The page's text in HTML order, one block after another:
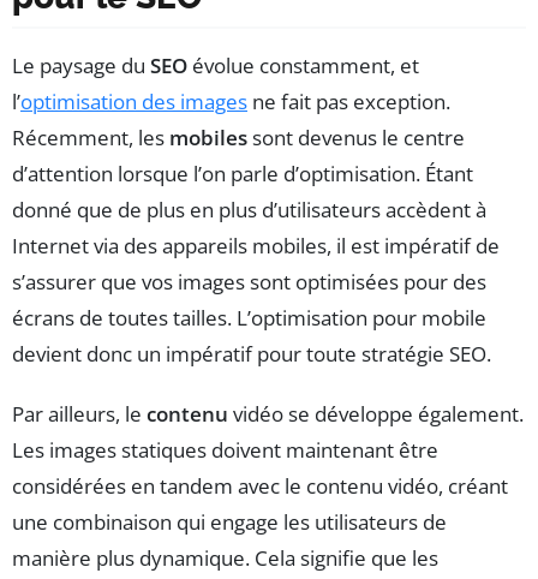
Le paysage du SEO évolue constamment, et
l’optimisation des images ne fait pas exception.
Récemment, les mobilessont devenus le centre
d’attention lorsque l’on parle d’optimisation. Étant
donné que de plus en plus d’utilisateurs accèdent à
Internet via des appareils mobiles, il est impératif de
s’assurer que vos images sont optimisées pour des
écrans de toutes tailles. L’optimisation pour mobile
devient donc un impératif pour toute stratégie SEO.
Par ailleurs, le contenu vidéo se développe également.
Les images statiques doivent maintenant être
considérées en tandem avec le contenu vidéo, créant
une combinaison qui engage les utilisateurs de
manière plus dynamique. Cela signifie que les